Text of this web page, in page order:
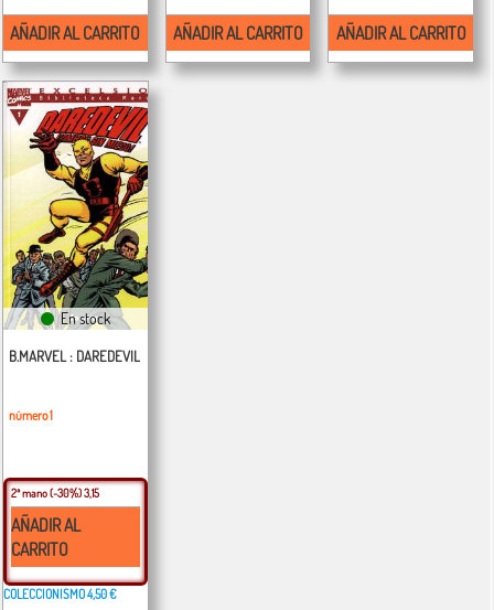
AÑADIR AL CARRITO AÑADIR AL CARRITO AÑADIR AL CARRITO
En stock
B.MARVEL : DAREDEVIL
número 1
2ª mano(-30%) 3,15
AÑADIR AL
CARRITO
COLECCIONISMO4,50 €